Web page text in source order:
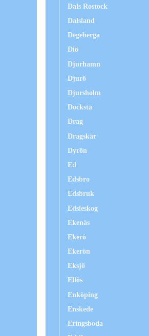
Dals Rostock
Dalsland
Degeberga
Diö
Djurhamn
Djurö
Djursholm
Docksta
Drag
Dragskär
Dyrön
Ed
Edsbro
Edsbruk
Edsleskog
Ekenäs
Ekerö
Ekerön
Eksjö
Ellös
Enköping
Enskede
Eringsboda